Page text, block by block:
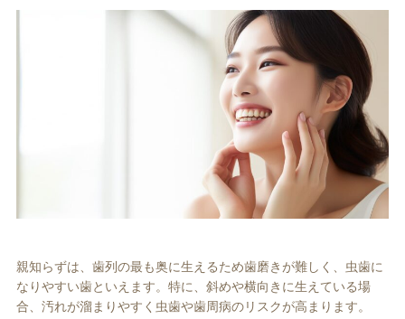
親知らずは、歯列の最も奥に生えるため歯磨きが難しく、虫歯に
なりやすい歯といえます。特に、斜めや横向きに生えている場
合、汚れが溜まりやすく虫歯や歯周病のリスクが高まります。